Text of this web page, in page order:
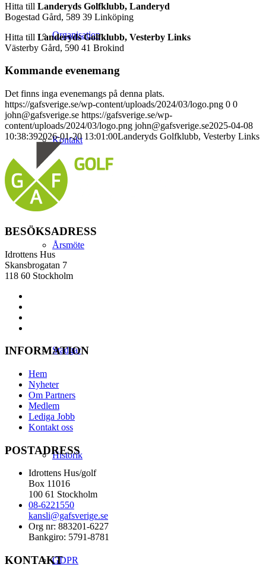
Organisation
Kontakt
Årsmöte
Stadgar
Historik
GDPR
Hitta till Landeryds Golfklubb, Landeryd
Bogestad Gård, 589 39 Linköping
Hitta till Landeryds Golfklubb, Vesterby Links
Västerby Gård, 590 41 Brokind
Kommande evenemang
Det finns inga evenemangs på denna plats.
https://gafsverige.se/wp-content/uploads/2024/03/logo.png 0 0
john@gafsverige.se https://gafsverige.se/wp-
content/uploads/2024/03/logo.png john@gafsverige.se2025-04-08
10:38:392026-01-20 13:01:00Landeryds Golfklubb, Vesterby Links
BESÖKSADRESS
Idrottens Hus
Skansbrogatan 7
118 60 Stockholm
INFORMATION
Hem
Nyheter
Om Partners
Medlem
Lediga Jobb
Kontakt oss
POSTADRESS
Idrottens Hus/golf
Box 11016
100 61 Stockholm
08-6221550
kansli@gafsverige.se
Org nr: 883201-6227
Bankgiro: 5791-8781
KONTAKT